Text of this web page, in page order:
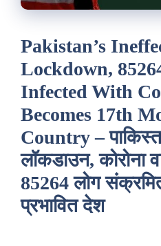
Pakistan’s
Lockdown,
Infected With
Becomes 17th
Country –
लॉकडाउन, कोरोना
85264 लोग
प्रभावित देश